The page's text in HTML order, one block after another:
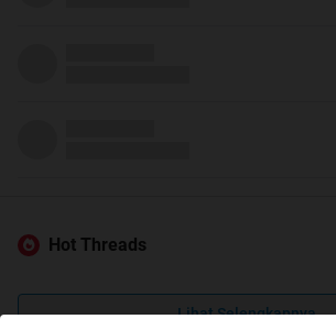
Hot Threads
Lihat Selengkapnya